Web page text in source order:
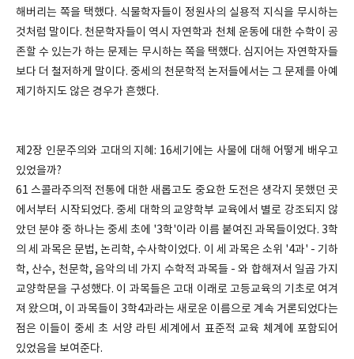
해버리는 쪽을 택했다. 식물학자들이 정원사의 실용적 지식을 무시하는
것처럼 말이다. 천문학자들이 역시 자연학과 천체 운동에 대한 수학이 공
존할 수 있는가 하는 문제는 무시하는 쪽을 택했다. 심지어는 자연학자들
보다 더 철저하게 말이다. 중세의 천문학적 논저들에서는 그 문제를 아예
제기하지도 않은 경우가 흔했다.
제2장 인문주의와 고대의 지혜: 16세기에는 사물에 대해 어떻게 배우고
있었을까?
61 스콜라주의적 전통에 대한 새롭고도 중요한 도전은 생각지 못했던 곳
에서부터 시작되었다. 중세 대학의 교양학부 교육에서 별로 강조되지 않
았던 분야 중 하나는 중세 초에 '3학'이라 이름 붙여진 과목들이었다. 3학
의 세 과목은 문법, 논리학, 수사학이었다. 이 세 과목은 소위 '4과' - 기하
학, 산수, 천문학, 음악의 네 가지 수학적 과목들 - 와 합해져서 일곱 가지
교양학문을 구성했다. 이 과목들은 고대 이래로 고등교육의 기초로 여겨
져 왔으며, 이 과목들이 3학4과라는 새로운 이름으로 계속 거론되었다는
점은 이들이 중세 초 서양 라틴 세계에서 표준적 교육 체계에 포함되어
있었음을 보여준다.